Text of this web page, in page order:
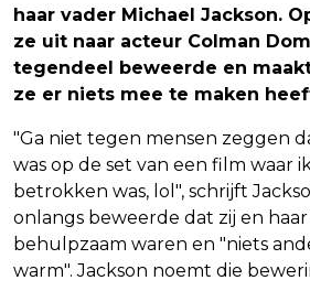
haar vader Michael Jackson.
ze uit naar acteur Colman
tegendeel beweerde en
ze er niets mee te maken
"Ga niet tegen mensen zeggen
was op de set van een film waar
betrokken was, lol", schrijft
onlangs beweerde dat zij en
behulpzaam waren en "niets
warm". Jackson noemt die